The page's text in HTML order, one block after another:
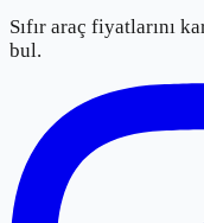
Sıfır araç fiyatlarını
bul.